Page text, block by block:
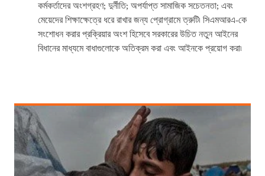
কর্মকর্তাদের অংশগ্রহণ; দুর্নীতি; অপর্যাপ্ত সামাজিক সচেতনতা; এবং
মেয়েদের শিক্ষাক্ষেত্রে ধরে রাখার জন্য প্রোগ্রামে ত্রুটি৷ সিএমআরএ-কে
সংশোধন করার প্রক্রিয়ার অংশ হিসেবে সরকারের উচিত নতুন আইনের
বিধানের মাধ্যমে বাধাগুলোকে অতিক্রম করা এবং আইনকে প্রয়োগ করা৷